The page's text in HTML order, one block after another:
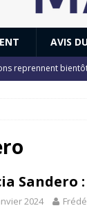
AVIS
reprennent
film de
: voyage, voyage…
Honda dévoile un
Sandero
2024